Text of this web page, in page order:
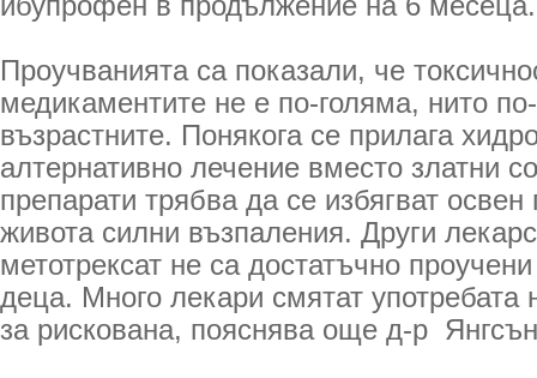
Проучванията са показали, че
медикаментите не е по-голяма, нито
възрастните. Понякога се прилага
алтернативно лечение вместо златни
препарати трябва да се избягват
живота силни възпаления. Други
метотрексат не са достатъчно
деца. Много лекари смятат употребата
за рискована, пояснява още д-р